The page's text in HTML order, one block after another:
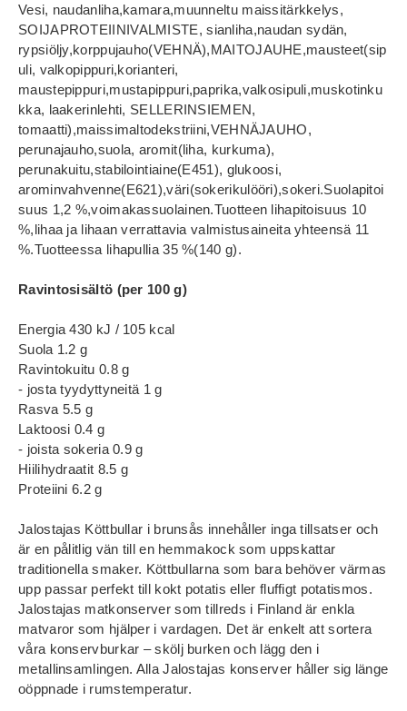
Vesi, naudanliha,kamara,muunneltu maissitärkkelys,
SOIJAPROTEIINIVALMISTE, sianliha,naudan sydän,
rypsiöljy,korppujauho(VEHNÄ),MAITOJAUHE,mausteet(sip
uli, valkopippuri,korianteri,
maustepippuri,mustapippuri,paprika,valkosipuli,muskotinku
kka, laakerinlehti, SELLERINSIEMEN,
tomaatti),maissimaltodekstriini,VEHNÄJAUHO,
perunajauho,suola, aromit(liha, kurkuma),
perunakuitu,stabilointiaine(E451), glukoosi,
arominvahvenne(E621),väri(sokerikulööri),sokeri.Suolapitoi
suus 1,2 %,voimakassuolainen.Tuotteen lihapitoisuus 10
%,lihaa ja lihaan verrattavia valmistusaineita yhteensä 11
%.Tuotteessa lihapullia 35 %(140 g).
Ravintosisältö (per 100 g)
Energia 430 kJ / 105 kcal
Suola 1.2 g
Ravintokuitu 0.8 g
- josta tyydyttyneitä 1 g
Rasva 5.5 g
Laktoosi 0.4 g
- joista sokeria 0.9 g
Hiilihydraatit 8.5 g
Proteiini 6.2 g
Jalostajas Köttbullar i brunsås innehåller inga tillsatser och
är en pålitlig vän till en hemmakock som uppskattar
traditionella smaker. Köttbullarna som bara behöver värmas
upp passar perfekt till kokt potatis eller fluffigt potatismos.
Jalostajas matkonserver som tillreds i Finland är enkla
matvaror som hjälper i vardagen. Det är enkelt att sortera
våra konservburkar – skölj burken och lägg den i
metallinsamlingen. Alla Jalostajas konserver håller sig länge
oöppnade i rumstemperatur.